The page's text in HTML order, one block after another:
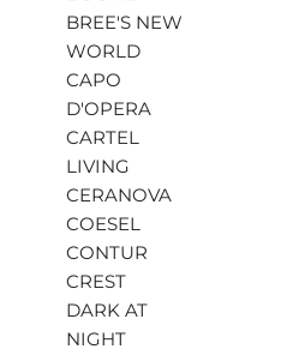
BREE'S NEW
WORLD
CAPO
D'OPERA
CARTEL
LIVING
CERANOVA
COESEL
CONTUR
CREST
DARK AT
NIGHT